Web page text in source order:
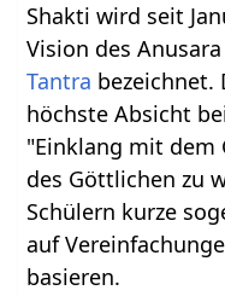
Shakti wird seit
Vision des
Tantra bezeichnet.
höchste Absicht
"Einklang mit dem
des Göttlichen zu
Schülern kurze
auf
basieren.